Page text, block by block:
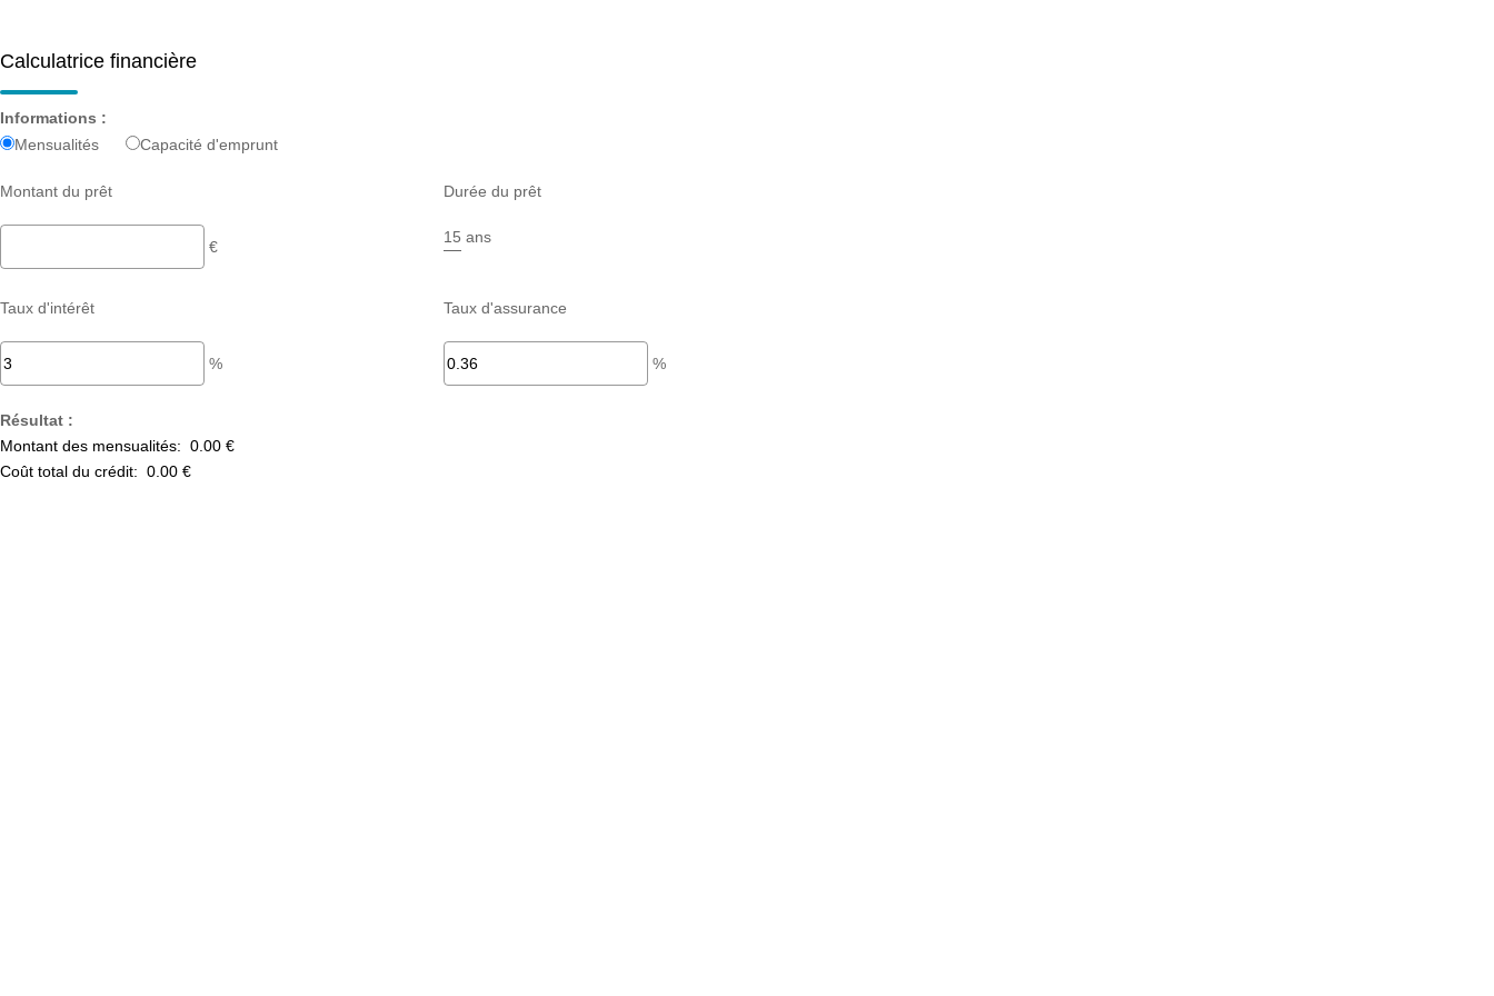
Calculatrice financière
Informations :
Mensualités
Capacité d'emprunt
Montant du prêt
€
Durée du prêt
ans
Taux d'intérêt
%
Taux d'assurance
%
Résultat :
Montant des mensualités: 0.00 €
Coût total du crédit: 0.00 €